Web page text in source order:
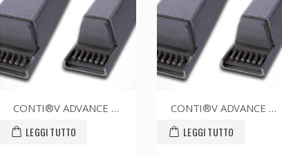
CONTI®V ADVANCE SPZ1362CR
LEGGI TUTTO
CONTI®V ADVANCE SPZ1237CR
LEGGI TUTTO